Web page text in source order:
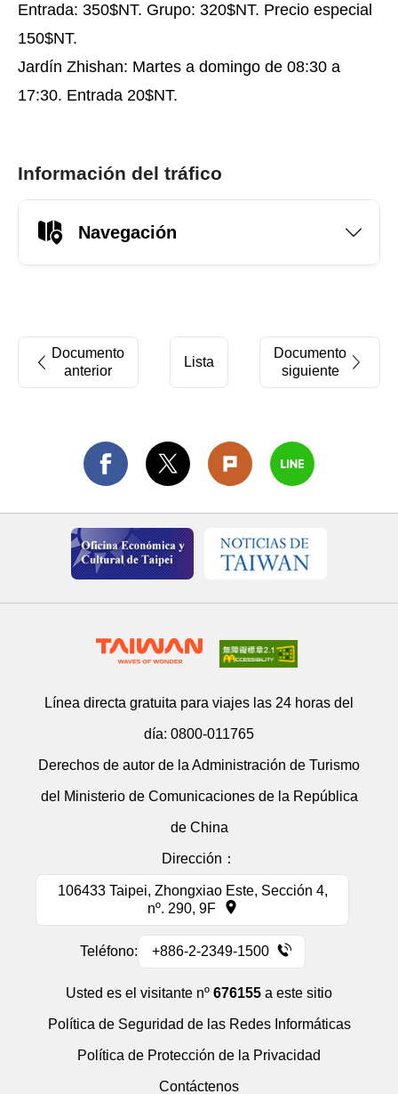
Entrada: 350$NT. Grupo: 320$NT. Precio especial
150$NT.
Jardín Zhishan: Martes a domingo de 08:30 a
17:30. Entrada 20$NT.
Información del tráfico
Navegación
Documento
anterior
Lista
Documento
siguiente
Línea directa gratuita para viajes las 24 horas del
día: 0800-011765
Derechos de autor de la Administración de Turismo
del Ministerio de Comunicaciones de la República
de China
Dirección：
106433 Taipei, Zhongxiao Este, Sección 4,
nº. 290, 9F
Teléfono: +886-2-2349-1500
Usted es el visitante nº 676155 a este sitio
Política de Seguridad de las Redes Informáticas
Política de Protección de la Privacidad
Contáctenos